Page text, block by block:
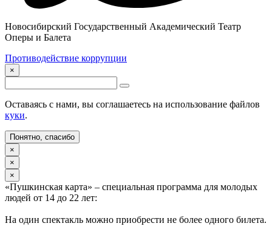
Новосибирский Государственный Академический Театр
Оперы и Балета
Противодействие коррупции
×
Оставаясь с нами, вы соглашаетесь на использование файлов
куки.
Понятно, спасибо
×
×
×
«Пушкинская карта» – специальная программа для молодых
людей от 14 до 22 лет:
На один спектакль можно приобрести не более одного билета.